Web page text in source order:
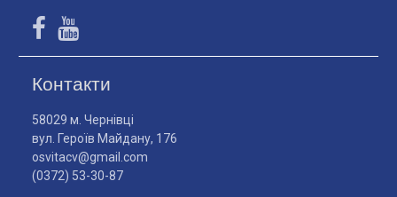
Контакти
58029 м. Чернівці
вул. Героїв Майдану, 176
osvitacv@gmail.com
(0372) 53-30-87